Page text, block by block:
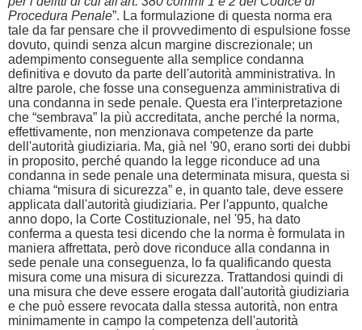
Procedura Penale”. La formulazione di questa norma era
tale da far pensare che il provvedimento di espulsione fosse
dovuto, quindi senza alcun margine discrezionale; un
adempimento conseguente alla semplice condanna
definitiva e dovuto da parte dell'autorità amministrativa. In
altre parole, che fosse una conseguenza amministrativa di
una condanna in sede penale. Questa era l'interpretazione
che “sembrava” la più accreditata, anche perché la norma,
effettivamente, non menzionava competenze da parte
dell'autorità giudiziaria. Ma, già nel '90, erano sorti dei dubbi
in proposito, perché quando la legge riconduce ad una
condanna in sede penale una determinata misura, questa si
chiama “misura di sicurezza” e, in quanto tale, deve essere
applicata dall'autorità giudiziaria. Per l'appunto, qualche
anno dopo, la Corte Costituzionale, nel '95, ha dato
conferma a questa tesi dicendo che la norma è formulata in
maniera affrettata, però dove riconduce alla condanna in
sede penale una conseguenza, lo fa qualificando questa
misura come una misura di sicurezza. Trattandosi quindi di
una misura che deve essere erogata dall'autorità giudiziaria
e che può essere revocata dalla stessa autorità, non entra
minimamente in campo la competenza dell'autorità